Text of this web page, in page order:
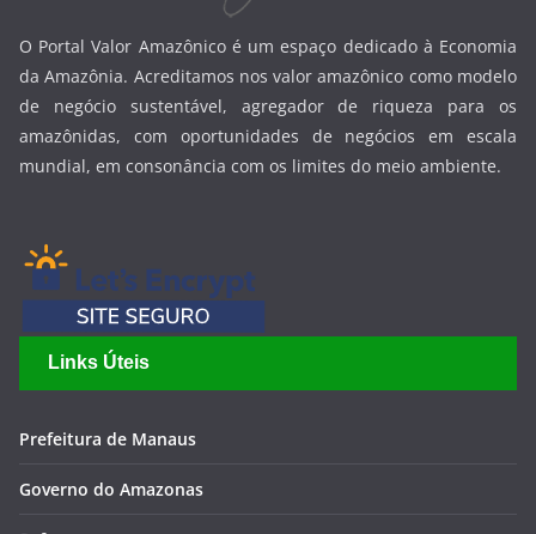
O Portal Valor Amazônico é um espaço dedicado à Economia
da Amazônia. Acreditamos nos valor amazônico como modelo
de negócio sustentável, agregador de riqueza para os
amazônidas, com oportunidades de negócios em escala
mundial, em consonância com os limites do meio ambiente.
Links Úteis
Prefeitura de Manaus
Governo do Amazonas